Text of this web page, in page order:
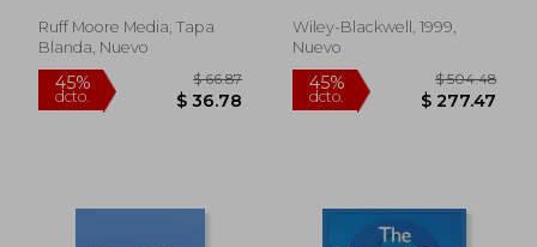
45%
dcto. $ 200.34
45%
dcto. $
Ruff Moore Media, Tapa
Blanda, Nuevo
Wiley-Blackwell, 1999,
Nuevo